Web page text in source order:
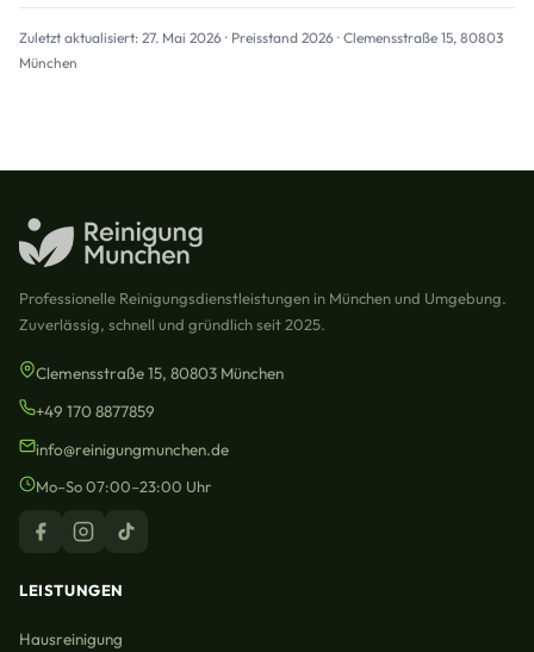
Zuletzt aktualisiert: 27. Mai 2026 · Preisstand 2026 · Clemensstraße 15, 80803
München
Professionelle Reinigungsdienstleistungen in München und Umgebung.
Zuverlässig, schnell und gründlich seit 2025.
Clemensstraße 15, 80803 München
+49 170 8877859
info@reinigungmunchen.de
Mo–So 07:00–23:00 Uhr
LEISTUNGEN
Hausreinigung